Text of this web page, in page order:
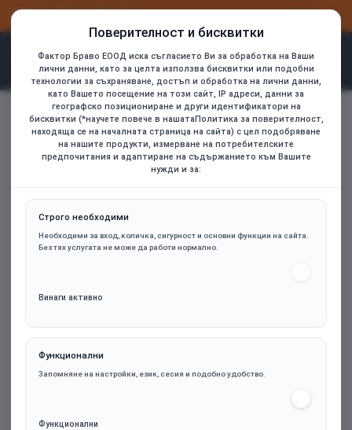
Поверителност и бисквитки
Фактор Браво ЕООД иска съгласието Ви за обработка на Ваши
лични данни, като за целта използва бисквитки или подобни
технологии за съхраняване, достъп и обработка на лични данни,
като Вашето посещение на този сайт, IP адреси, данни за
географско позициониране и други идентификатори на
бисквитки (*научете повече в нашатаПолитика за поверителност,
находяща се на началната страница на сайта) с цел подобряване
на нашите продукти, измерване на потребителските
предпочитания и адаптиране на съдържанието към Вашите
нужди и за:
Строго необходими
Необходими за вход, количка, сигурност и основни функции на сайта.
Без тях услугата не може да работи нормално.
Винаги активно
Функционални
Запомняне на настройки, език, сесия и подобно удобство.
Функционални
ВХОД
home
HAMA Безжична оптична мишка WM-100, 3 бут, черна